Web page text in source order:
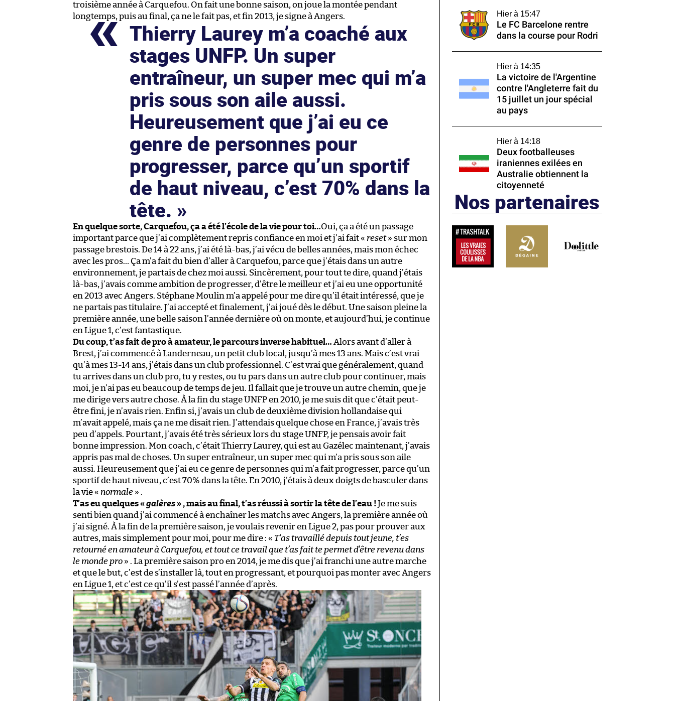
troisième année à Carquefou. On fait une bonne saison, on joue la montée pendant
longtemps, puis au final, ça ne le fait pas, et fin 2013, je signe à Angers.
Thierry Laurey m’a coaché aux
stages UNFP. Un super
entraîneur, un super mec qui m’a
pris sous son aile aussi.
Heureusement que j’ai eu ce
genre de personnes pour
progresser, parce qu’un sportif
de haut niveau, c’est 70% dans la
tête.
En quelque sorte, Carquefou, ça a été l’école de la vie pour toi…Oui, ça a été un passage
important parce que j’ai complètement repris confiance en moi et j’ai fait « reset» sur mon
passage brestois. De 14 à 22 ans, j’ai été là-bas, j’ai vécu de belles années, mais mon échec
avec les pros… Ça m’a fait du bien d’aller à Carquefou, parce que j’étais dans un autre
environnement, je partais de chez moi aussi. Sincèrement, pour tout te dire, quand j’étais
là-bas, j’avais comme ambition de progresser, d’être le meilleur et j’ai eu une opportunité
en 2013 avec Angers. Stéphane Moulin m’a appelé pour me dire qu’il était intéressé, que je
ne partais pas titulaire. J’ai accepté et finalement, j’ai joué dès le début. Une saison pleine la
première année, une belle saison l’année dernière où on monte, et aujourd’hui, je continue
en Ligue 1, c’est fantastique.
Du coup, t’as fait de pro à amateur, le parcours inverse habituel… Alors avant d’aller à
Brest, j’ai commencé à Landerneau, un petit club local, jusqu’à mes 13 ans. Mais c’est vrai
qu’à mes 13-14 ans, j’étais dans un club professionnel. C’est vrai que généralement, quand
tu arrives dans un club pro, tu y restes, ou tu pars dans un autre club pour continuer, mais
moi, je n’ai pas eu beaucoup de temps de jeu. Il fallait que je trouve un autre chemin, que je
me dirige vers autre chose. À la fin du stage UNFP en 2010, je me suis dit que c’était peut-
être fini, je n’avais rien. Enfin si, j’avais un club de deuxième division hollandaise qui
m’avait appelé, mais ça ne me disait rien. J’attendais quelque chose en France, j’avais très
peu d’appels. Pourtant, j’avais été très sérieux lors du stage UNFP, je pensais avoir fait
bonne impression. Mon coach, c’était Thierry Laurey, qui est au Gazélec maintenant, j’avais
appris pas mal de choses. Un super entraîneur, un super mec qui m’a pris sous son aile
aussi. Heureusement que j’ai eu ce genre de personnes qui m’a fait progresser, parce qu’un
sportif de haut niveau, c’est 70% dans la tête. En 2010, j’étais à deux doigts de basculer dans
la vie « normale » .
T’as eu quelques «galères» , mais au final, t’as réussi à sortir la tête de l’eau ! Je me suis
senti bien quand j’ai commencé à enchaîner les matchs avec Angers, la première année où
j’ai signé. À la fin de la première saison, je voulais revenir en Ligue 2, pas pour prouver aux
autres, mais simplement pour moi, pour me dire : « T’as travaillé depuis tout jeune, t’es
retourné en amateur à Carquefou, et tout ce travail que t’as fait te permet d’être revenu dans
le monde pro » . La première saison pro en 2014, je me dis que j’ai franchi une autre marche
et que le but, c’est de s’installer là, tout en progressant, et pourquoi pas monter avec Angers
en Ligue 1, et c’est ce qu’il s’est passé l’année d’après.
Hier à 15:47
Le FC Barcelone rentre
dans la course pour Rodri
Hier à 14:35
La victoire de l'Argentine
contre l'Angleterre fait du
15 juillet un jour spécial
au pays
Hier à 14:18
Deux footballeuses
iraniennes exilées en
Australie obtiennent la
citoyenneté
Nos partenaires